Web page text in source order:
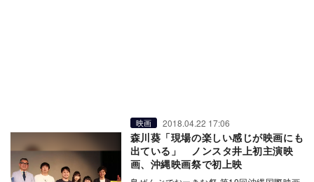
映画 2018.04.22 17:06
森川葵「現場の楽しい感じが映画にも
出ている」 ノンスタ井上初主演映
画、沖縄映画祭で初上映